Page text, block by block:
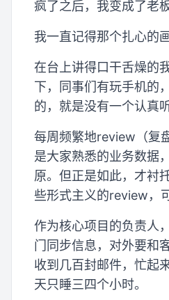
疯了之后，我变成了老
我一直记得那个扎心的画
在台上讲得口干舌燥的
下，同事们有玩手机的
的，就是没有一个认真
每周频繁地review（复
是大家熟悉的业务数据
原。但正是如此，才
些形式主义的review，
作为核心项目的负责人
门同步信息，对外要和
收到几百封邮件，忙起
天只睡三四个小时。